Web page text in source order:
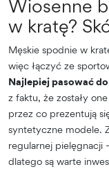
Wiosenne
w kratę?
Męskie spodnie w
więc łączyć ze
Najlepiej pasować
z faktu, że zostały
przez co prezentują
syntetyczne modele.
regularnej pielęgnacji
dlatego są warte